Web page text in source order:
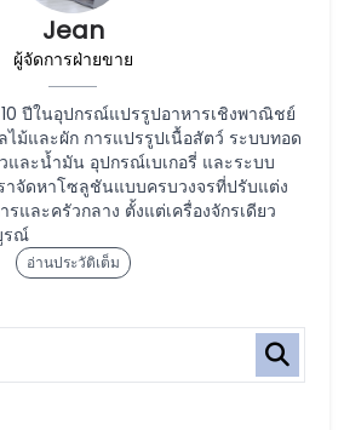
Jean
ผู้จัดการฝ่ายขาย
ปีในอุปกรณ์แปรรูปอาหารเชิงพาณิชย์
ไม้และผัก การแปรรูปเนื้อสัตว์ ระบบทอด
และน้ำมัน อุปกรณ์เบเกอรี่ และระบบ
จัดหาโซลูชันแบบครบวงจรที่ปรับแต่ง
และครัวกลาง ตั้งแต่เครื่องจักรเดียว
รณ์
อ่านประวัติเต็ม